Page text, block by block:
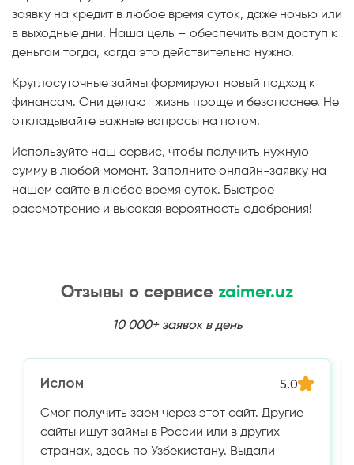
заявку на кредит в любое время суток, даже ночью или
в выходные дни. Наша цель – обеспечить вам доступ к
деньгам тогда, когда это действительно нужно.
Круглосуточные займы формируют новый подход к
финансам. Они делают жизнь проще и безопаснее. Не
откладывайте важные вопросы на потом.
Используйте наш сервис, чтобы получить нужную
сумму в любой момент. Заполните онлайн-заявку на
нашем сайте в любое время суток. Быстрое
рассмотрение и высокая вероятность одобрения!
Отзывы о сервисе zaimer.uz
10 000+ заявок в день
Ислом 5.0
Смог получить заем через этот сайт. Другие
сайты ищут займы в России или в других
странах, здесь по Узбекистану. Выдали